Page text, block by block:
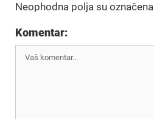
Neophodna polja su označena
Komentar: